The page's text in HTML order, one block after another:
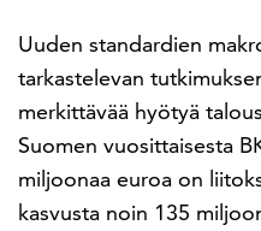
Uuden standardien
tarkastelevan
merkittävää hyötyä
Suomen vuosittaisesta
miljoonaa euroa on
kasvusta noin 135